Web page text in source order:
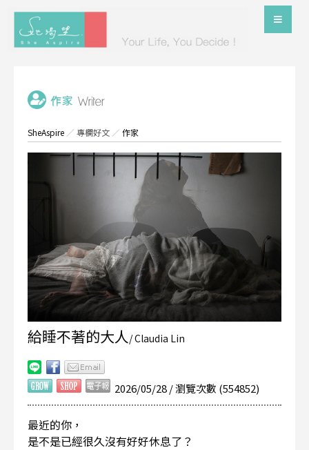
SheAspire ／專欄好文 ／作家
給睡不著的大人 / Claudia Lin
2026/05/28 / 瀏覽次數 (554852)
最近的你，
是不是已經很久沒有好好休息了？